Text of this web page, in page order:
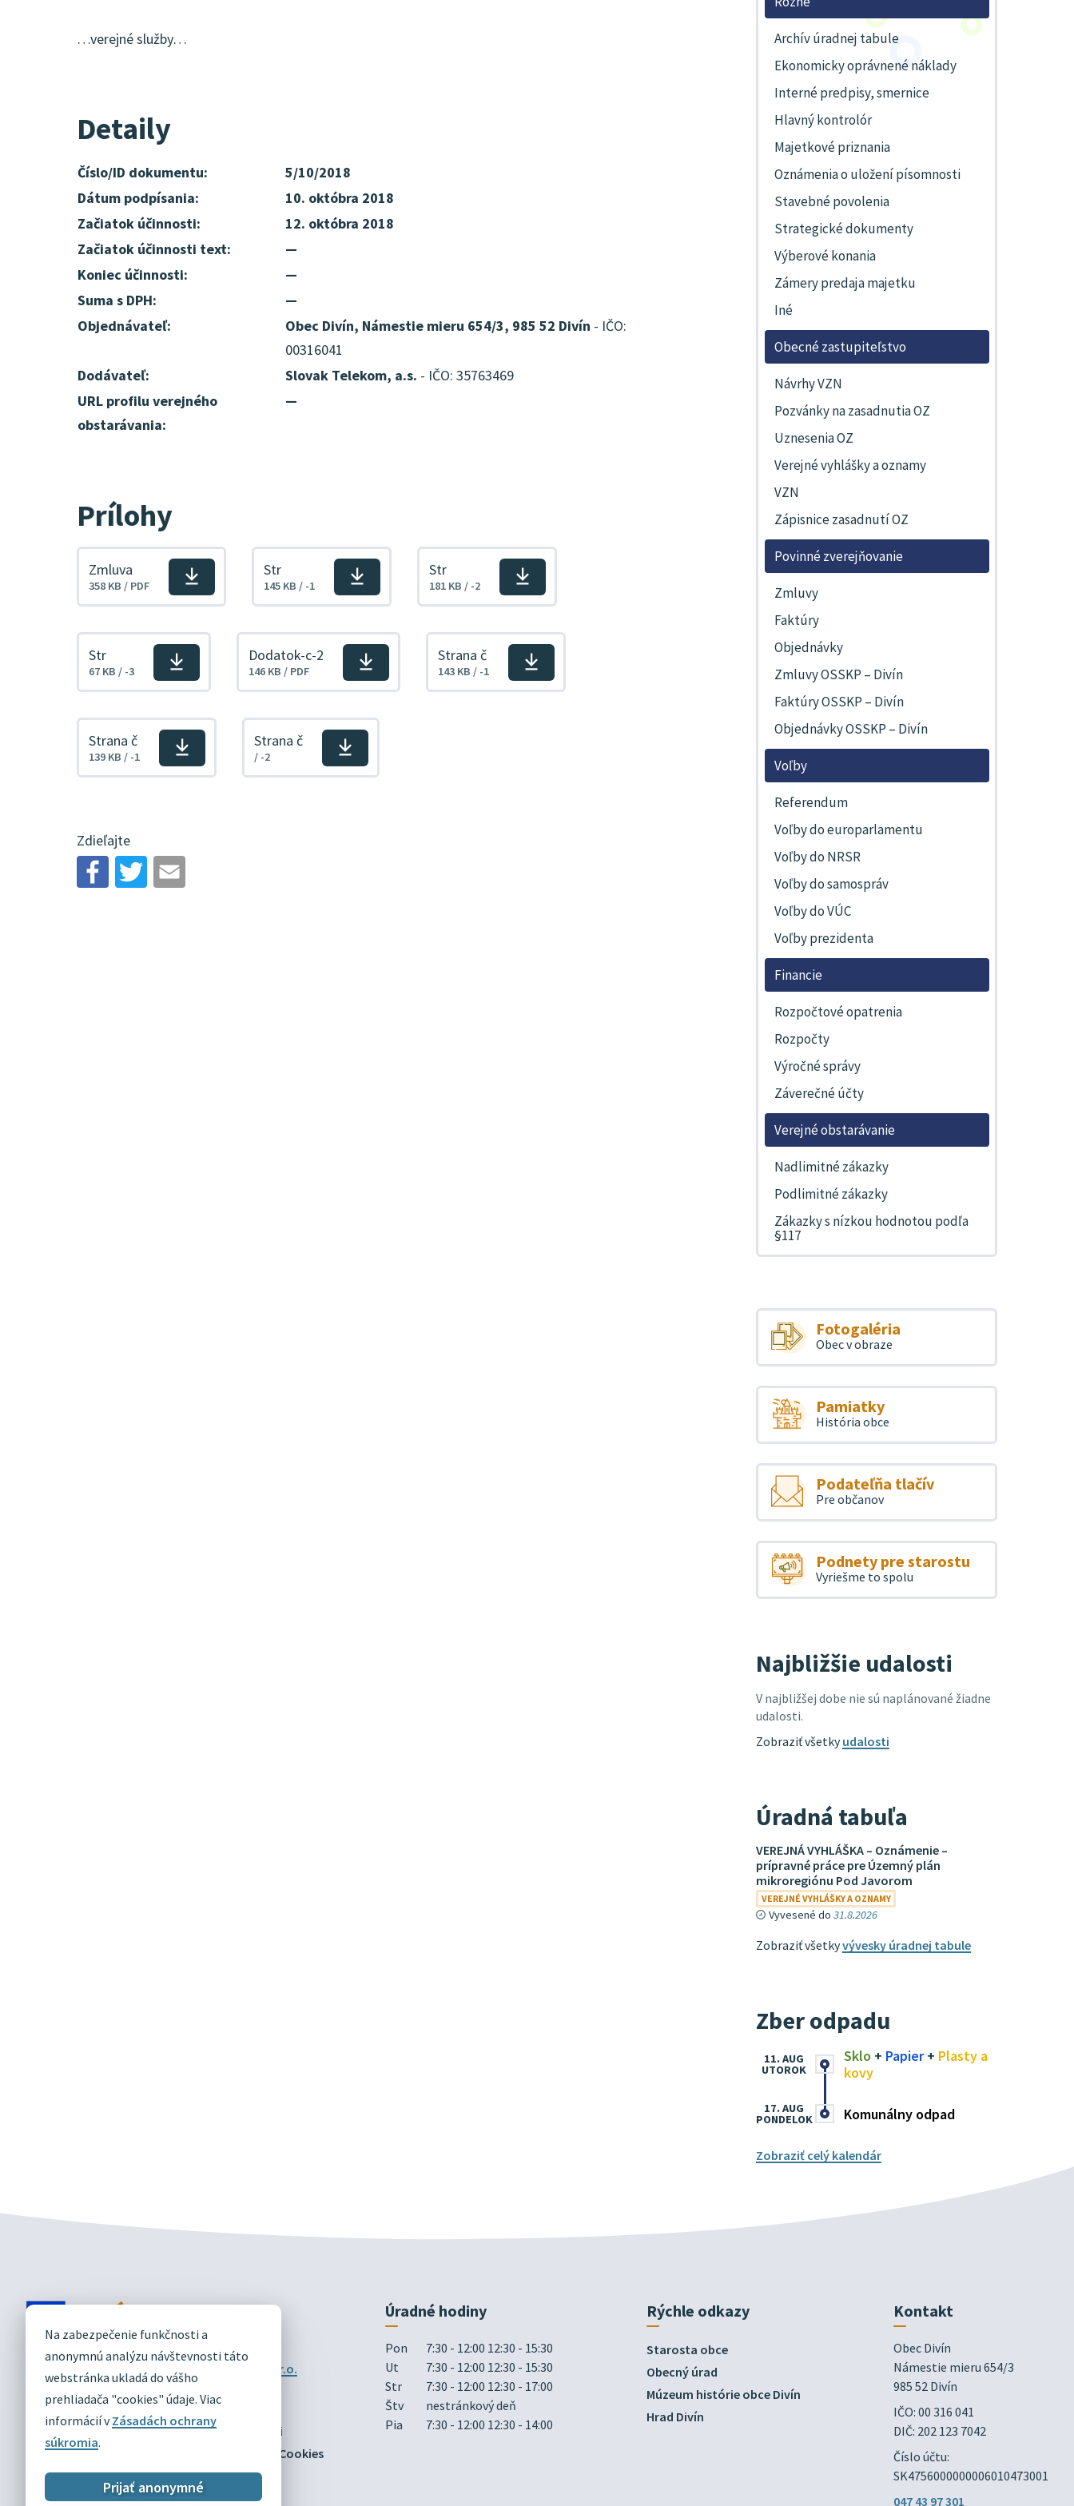
Na zabezpečenie funkčnosti a
anonymnú analýzu návštevnosti táto
webstránka ukladá do vášho
prehliadača "cookies" údaje. Viac
informácií vZásadách ochrany
súkromia.
Prijať anonymné
…verejné služby…
Detaily
Číslo/ID dokumentu:
5/10/2018
Dátum podpísania:
10. októbra 2018
Začiatok účinnosti:
12. októbra 2018
Začiatok účinnosti text:
—
Koniec účinnosti:
—
Suma s DPH:
—
Objednávateľ:
Obec Divín, Námestie mieru 654/3, 985 52 Divín - IČO:
00316041
Dodávateľ:
Slovak Telekom, a.s. - IČO: 35763469
URL profilu verejného
obstarávania:
—
Prílohy
Stiahnuť
Zmluva
358 KB / PDF
Stiahnuť
Str
145 KB / -1
Stiahnuť
Str
181 KB / -2
Stiahnuť
Str
67 KB / -3
Stiahnuť
Dodatok-c-2
146 KB / PDF
Stiahnuť
Strana č
143 KB / -1
Stiahnuť
Strana č
139 KB / -1
Stiahnuť
Strana č
/ -2
Zdieľajte
Archív úradnej tabule
Ekonomicky oprávnené náklady
Interné predpisy, smernice
Hlavný kontrolór
Majetkové priznania
Oznámenia o uložení písomnosti
Stavebné povolenia
Strategické dokumenty
Výberové konania
Zámery predaja majetku
Iné
Obecné zastupiteľstvo
Návrhy VZN
Pozvánky na zasadnutia OZ
Uznesenia OZ
Verejné vyhlášky a oznamy
VZN
Zápisnice zasadnutí OZ
Povinné zverejňovanie
Zmluvy
Faktúry
Objednávky
Zmluvy OSSKP – Divín
Faktúry OSSKP – Divín
Objednávky OSSKP – Divín
Voľby
Referendum
Voľby do europarlamentu
Voľby do NRSR
Voľby do samospráv
Voľby do VÚC
Voľby prezidenta
Financie
Rozpočtové opatrenia
Rozpočty
Výročné správy
Záverečné účty
Verejné obstarávanie
Nadlimitné zákazky
Podlimitné zákazky
Zákazky s nízkou hodnotou podľa
§117
Fotogaléria
Obec v obraze
Pamiatky
História obce
Podateľňa tlačív
Pre občanov
Podnety pre starostu
Vyriešme to spolu
Najbližšie udalosti
V najbližšej dobe nie sú naplánované žiadne
udalosti.
Zobraziť všetkyudalosti
Úradná tabuľa
VEREJNÁ VYHLÁŠKA – Oznámenie –
prípravné práce pre Územný plán
mikroregiónu Pod Javorom
VEREJNÉ VYHLÁŠKY A OZNAMY
Vyvesené do 31.8.2026
Zobraziť všetkyvývesky úradnej tabule
Zber odpadu
Sklo + Papier+ Plasty a
kovy
11. AUG
UTOROK
Komunálny odpad
17. AUG
PONDELOK
Zobraziť celý kalendár
DIVÍN
OFICIÁLNE STRÁNKY
Technický prevádzkovateľ:
Alphabet partner s.r.o.
Správca obsahu:Obec Divín
Posledná aktualizácia:03.08.2026
Mapa
Vyhlásenie o prístupnosti
Zásady ochrany osobných údajov
Nastaviť Cookies
Úradné hodiny
Pon
7:30 - 12:00 12:30 - 15:30
Ut
7:30 - 12:00 12:30 - 15:30
Str
7:30 - 12:00 12:30 - 17:00
Štv
nestránkový deň
Pia
7:30 - 12:00 12:30 - 14:00
Rýchle odkazy
Starosta obce
Obecný úrad
Múzeum histórie obce Divín
Hrad Divín
Kontakt
Obec Divín
Námestie mieru 654/3
985 52 Divín
IČO: 00 316 041
DIČ: 202 123 7042
Číslo účtu:
SK4756000000006010473001
047 43 97 301